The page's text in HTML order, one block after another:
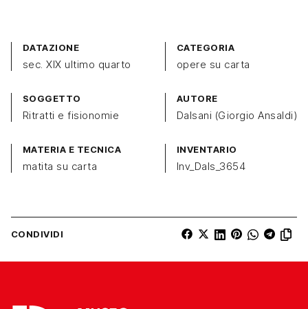
DATAZIONE
sec. XIX ultimo quarto
CATEGORIA
opere su carta
SOGGETTO
Ritratti e fisionomie
AUTORE
Dalsani (Giorgio Ansaldi)
MATERIA E TECNICA
matita su carta
INVENTARIO
Inv_Dals_3654
CONDIVIDI